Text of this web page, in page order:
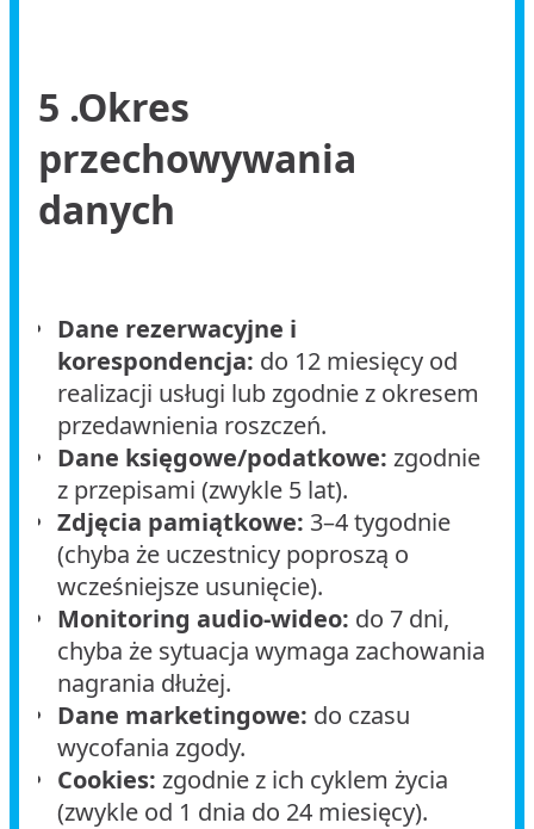
5 .Okres
przechowywania
danych
Dane rezerwacyjne i
korespondencja: do 12 miesięcy od
realizacji usługi lub zgodnie z okresem
przedawnienia roszczeń.
Dane księgowe/podatkowe: zgodnie
z przepisami (zwykle 5 lat).
Zdjęcia pamiątkowe: 3–4 tygodnie
(chyba że uczestnicy poproszą o
wcześniejsze usunięcie).
Monitoring audio-wideo: do 7 dni,
chyba że sytuacja wymaga zachowania
nagrania dłużej.
Dane marketingowe: do czasu
wycofania zgody.
Cookies: zgodnie z ich cyklem życia
(zwykle od 1 dnia do 24 miesięcy).